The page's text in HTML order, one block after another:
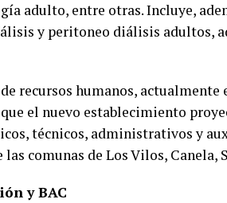
adulto, entre otras. Incluye,
y peritoneo diálisis adultos,
recursos humanos,
el nuevo establecimiento
técnicos, administrativos y
comunas de Los Vilos, Canela,
y BAC